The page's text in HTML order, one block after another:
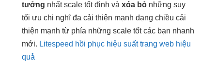
tưởng nhấtscale tốtđịnh và xóa bỏ những suy
tối ưu chi nghĩ đa cải thiện mạnh dạng chiều cải
thiện mạnh từ phía những scale tốtcác bạn nhanh
mới. Litespeed hồi phục hiệu suất trang web hiệu
quả